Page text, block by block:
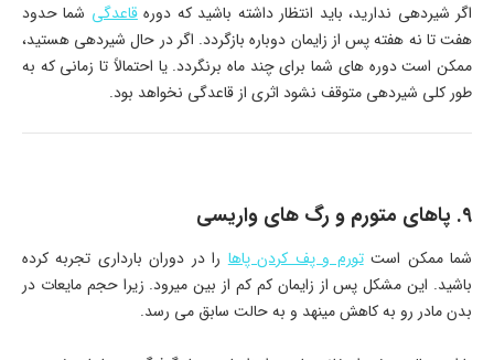
اگر شیردهی ندارید، باید انتظار داشته باشید که دورهقاعدگی شما حدود
هفت تا نه هفته پس از زایمان دوباره بازگردد. اگر در حال شیردهی هستید،
ممکن است دوره های شما برای چند ماه برنگردد. یا احتمالاً تا زمانی که به
طور کلی شیردهی متوقف نشود اثری از قاعدگی نخواهد بود.
9. پاهای متورم و رگ های واریسی
شما ممکن استتورم و پف کردن پاهارا در دوران بارداری تجربه کرده
باشید. این مشکل پس از زایمان کم کم از بین میرود. زیرا حجم مایعات در
بدن مادر رو به کاهش مینهد و به حالت سابق می رسد.